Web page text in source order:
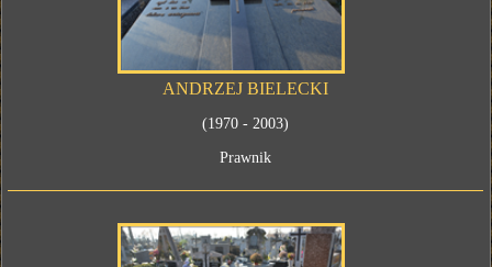
ANDRZEJ BIELECKI
(1970 - 2003)
Prawnik